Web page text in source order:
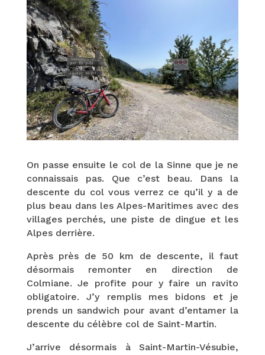
On passe ensuite le col de la Sinne que je ne
connaissais pas. Que c’est beau. Dans la
descente du col vous verrez ce qu’il y a de
plus beau dans les Alpes-Maritimes avec des
villages perchés, une piste de dingue et les
Alpes derrière.
Après près de 50 km de descente, il faut
désormais remonter en direction de
Colmiane. Je profite pour y faire un ravito
obligatoire. J’y remplis mes bidons et je
prends un sandwich pour avant d’entamer la
descente du célèbre col de Saint-Martin.
J’arrive désormais à Saint-Martin-Vésubie,